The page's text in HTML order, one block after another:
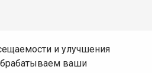
и улучшения
ваши